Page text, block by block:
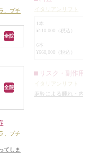
に、顔
左右の
頬~フ
締め
で横に
なりま
みが上
なりま
射で横
筋）が
スライ
た。
、プチ
全院
全院
、プチ
てしま
の方
治療がしたいとい
で、イタリアンリ
3本ずつ（計6本）
をリフトアップさ
した。
局所麻酔下にこめ
を用いて、頬のた
向けてイタリアン
入れ、頬のたるみ
イタリアンリフト
1本
¥110,000（税込）
6本
¥660,000（税込）
リスク・副作用
イタリアンリフト
麻酔による腫れ・内